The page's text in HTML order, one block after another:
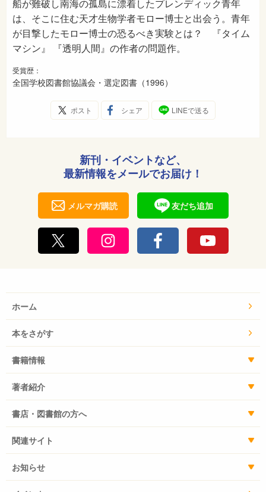
船が難破し南海の孤島に漂着したプレンディック青年
は、そこに住む天才生物学者モロー博士と出会う。青年
が目撃したモロー博士の恐るべき実験とは？ 『タイム
マシン』 『透明人間』の作者の問題作。
受賞歴：
全国学校図書館協議会・選定図書（1996）
ポスト シェア LINEで送る
新刊・イベントなど、
最新情報をメールでお届け！
メルマガ購読 友だち追加
ホーム
本をさがす
書籍情報
著者紹介
書店・図書館の方へ
関連サイト
お知らせ